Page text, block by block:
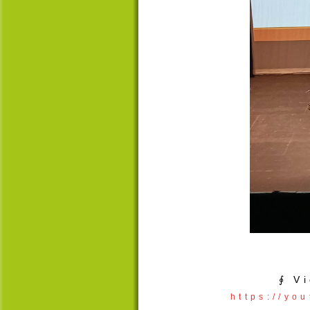
∮
https://